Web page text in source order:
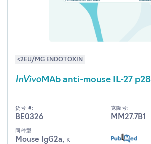
<2EU/MG ENDOTOXIN
InVivoMAb anti-mouse IL-27 p28
货号 #:
BE0326
克隆号:
MM27.7B1
同种型:
Mouse IgG2a, κ